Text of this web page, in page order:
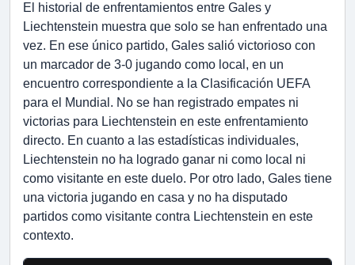
El historial de enfrentamientos entre Gales y
Liechtenstein muestra que solo se han enfrentado una
vez. En ese único partido, Gales salió victorioso con
un marcador de 3-0 jugando como local, en un
encuentro correspondiente a la Clasificación UEFA
para el Mundial. No se han registrado empates ni
victorias para Liechtenstein en este enfrentamiento
directo. En cuanto a las estadísticas individuales,
Liechtenstein no ha logrado ganar ni como local ni
como visitante en este duelo. Por otro lado, Gales tiene
una victoria jugando en casa y no ha disputado
partidos como visitante contra Liechtenstein en este
contexto.